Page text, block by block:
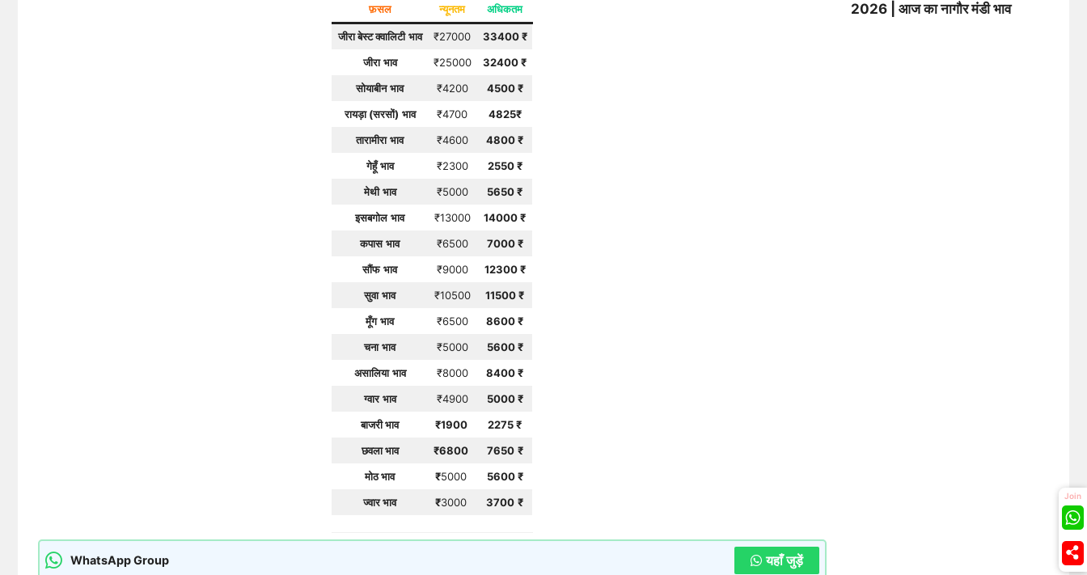
फ़सल न्यूनतम अधिकतम
जीरा बेस्ट क्वालिटी भाव ₹27000 33400₹
जीरा भाव ₹25000 32400₹
सोयाबीन भाव ₹4200 4500₹
रायड़ा (सरसों) भाव ₹4700 4825₹
तारामीरा भाव ₹4600 4800₹
गेहूँ भाव ₹2300 2550₹
मेथी भाव ₹5000 5650₹
इसबगोल भाव ₹13000 14000₹
कपास भाव ₹6500 7000₹
सौंफ भाव ₹9000 12300₹
सुवा भाव ₹10500 11500₹
मूँग भाव ₹6500 8600₹
चना भाव ₹5000 5600₹
असालिया भाव ₹8000 8400₹
ग्वार भाव ₹4900 5000₹
बाजरी भाव
₹1900 2275₹
छवला भाव
₹6800 7650 ₹
मोठ भाव
₹5000
5600 ₹
ज्वार भाव
₹3000 3700 ₹
WhatsApp Group यहाँ जुड़ें
2026 | आज का नागौर मंडी भाव
Join